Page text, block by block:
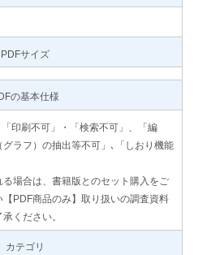
PDFサイズ
の基本仕様
印刷不可」・「検索不可」、「編
ラフ）の抽出等不可」､「しおり機能
場合は、書籍版とのセット購入をご
PDF商品のみ】取り扱いの調査資料
ください。
カテゴリ